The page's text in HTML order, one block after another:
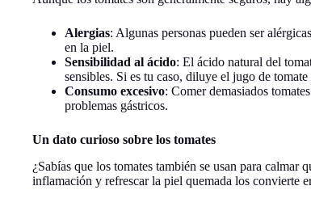
Alergias: Algunas personas pueden ser
en la piel.
Sensibilidad al ácido: El ácido natural del
sensibles. Si es tu caso, diluye el jugo de
Consumo excesivo: Comer demasiados
problemas gástricos.
Un dato curioso sobre los tomates
¿Sabías que los tomates también se usan para calmar
inflamación y refrescar la piel quemada los convierte